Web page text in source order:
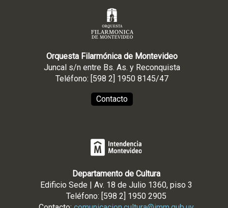
Orquesta Filarmónica de Montevideo
Juncal s/n entre Bs. As. y Reconquista
Teléfono: [598 2] 1950 8145/47
Contacto
Departamento de Cultura
Edificio Sede | Av. 18 de Julio 1360, piso 3
Teléfono: [598 2] 1950 2905